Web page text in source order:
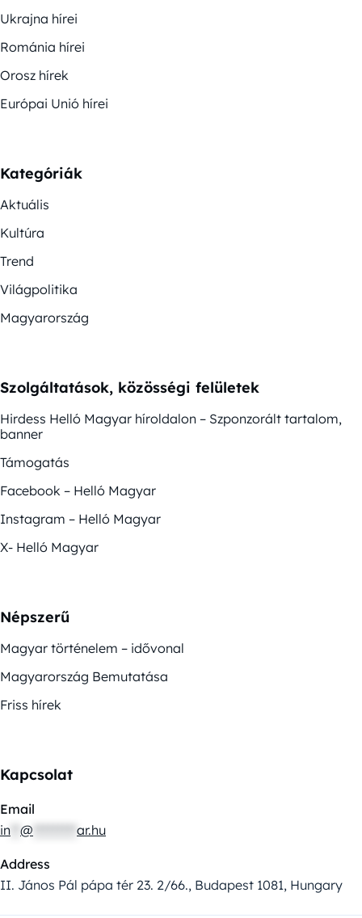
Ukrajna hírei
Románia hírei
Orosz hírek
Európai Unió hírei
Kategóriák
Aktuális
Kultúra
Trend
Világpolitika
Magyarország
Szolgáltatások, közösségi felületek
Hirdess Helló Magyar híroldalon – Szponzorált tartalom,
banner
Támogatás
Facebook – Helló Magyar
Instagram – Helló Magyar
X- Helló Magyar
Népszerű
Magyar történelem – idővonal
Magyarország Bemutatása
Friss hírek
Kapcsolat
Email
in @ ar.hu
Address
II. János Pál pápa tér 23. 2/66., Budapest 1081, Hungary